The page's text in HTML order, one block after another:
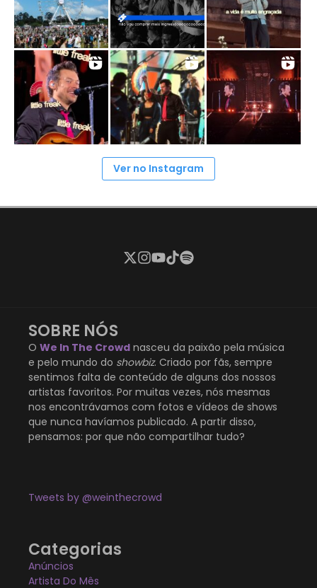
Ver no Instagram
SOBRE NÓS
O We In The Crowd nasceu da paixão pela música
e pelo mundo do showbiz. Criado por fãs, sempre
sentimos falta de conteúdo de alguns dos nossos
artistas favoritos. Por muitas vezes, nós mesmas
nos encontrávamos com fotos e vídeos de shows
que nunca havíamos publicado. A partir disso,
pensamos: por que não compartilhar tudo?
Tweets by @weinthecrowd
Categorias
Anúncios
Artista Do Mês